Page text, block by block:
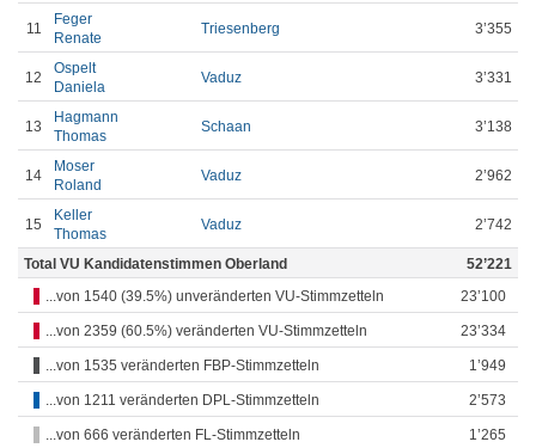
11
Feger
Renate
Triesenberg 3’355
12
Ospelt
Daniela
Vaduz 3’331
13
Hagmann
Thomas
Schaan 3’138
14
Moser
Roland
Vaduz 2’962
15
Keller
Thomas
Vaduz 2’742
Total VU Kandidatenstimmen Oberland
52’221
...von 1540 (39.5%) unveränderten VU-Stimmzetteln
23’100
...von 2359 (60.5%) veränderten VU-Stimmzetteln 23’334
...von 1535 veränderten FBP-Stimmzetteln 1’949
...von 1211 veränderten DPL-Stimmzetteln 2’573
...von 666 veränderten FL-Stimmzetteln 1’265